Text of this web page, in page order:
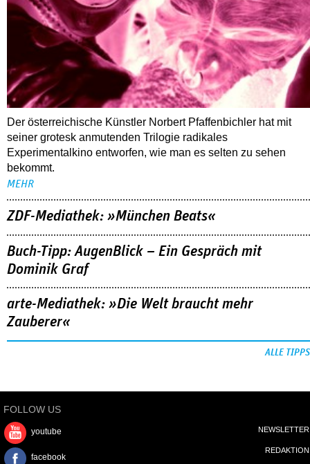
Der österreichische Künstler Norbert Pfaffenbichler hat mit
seiner grotesk anmutenden Trilogie radikales
Experimentalkino entworfen, wie man es selten zu sehen
bekommt.
MEHR
ZDF-Mediathek: »München Beats«
Buch-Tipp: AugenBlick – Ein Gespräch mit
Dominik Graf
arte-Mediathek: »Die Welt braucht mehr
Zauberer«
ALLE TIPPS
FOLLOW US
youtube
facebook
NEWSLETTER
REDAKTION